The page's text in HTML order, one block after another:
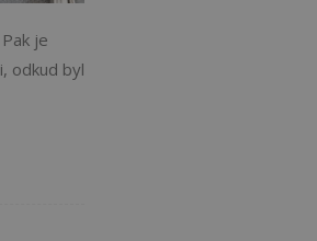
je
odkud byl